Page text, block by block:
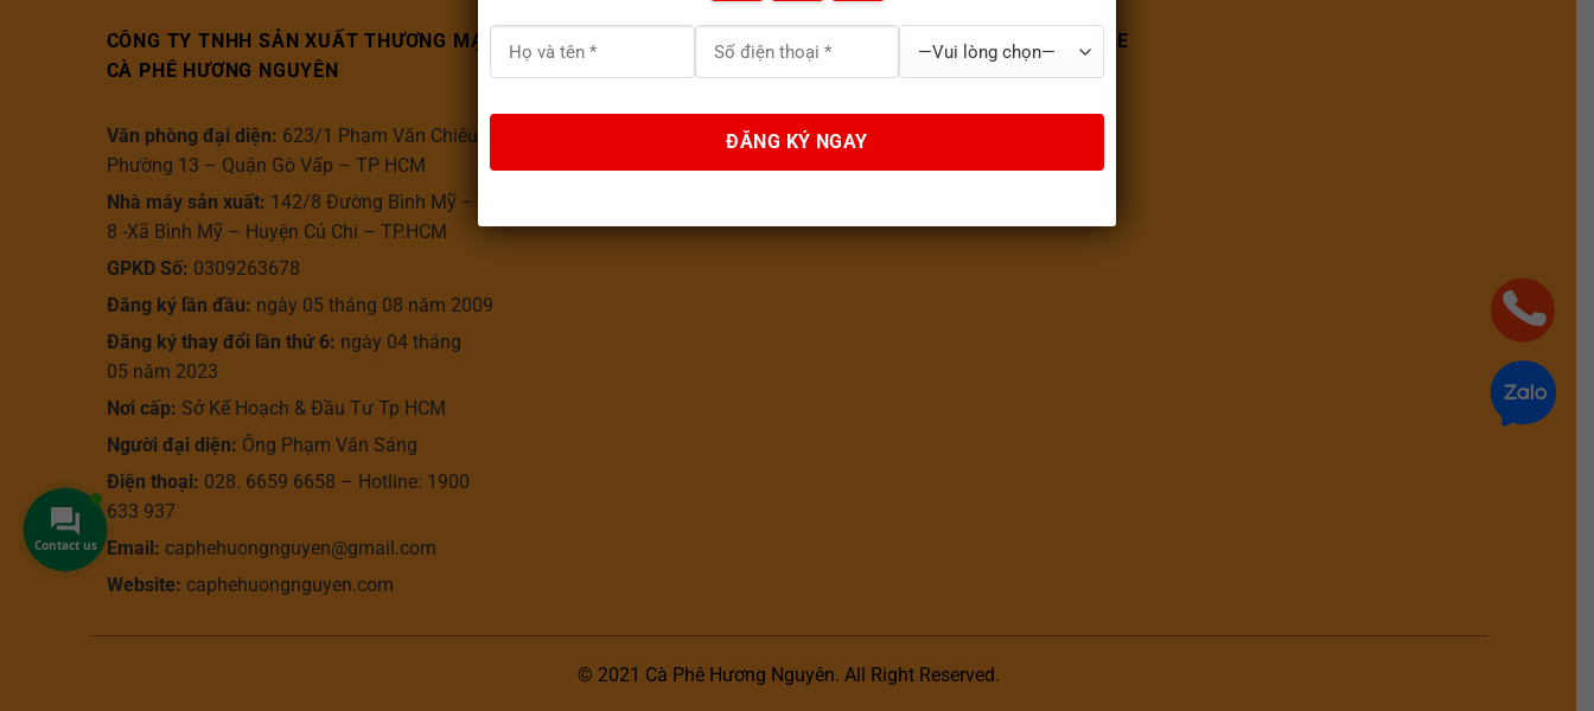
CÔNG TY TNHH SẢN XUẤT THƯƠNG MẠI DỊCH VỤ TRÀ
CÀ PHÊ HƯƠNG NGUYÊN
Văn phòng đại diện: 623/1 Phạm Văn Chiêu –
Phường 13 – Quận Gò Vấp – TP HCM
Nhà máy sản xuất: 142/8 Đường Bình Mỹ – Ấp
8 -Xã Bình Mỹ – Huyện Củ Chi – TP.HCM
GPKD Số: 0309263678
Đăng ký lần đầu: ngày 05 tháng 08 năm 2009
Đăng ký thay đổi lần thứ 6: ngày 04 tháng
05 năm 2023
Nơi cấp: Sở Kế Hoạch & Đầu Tư Tp HCM
Người đại diện: Ông Phạm Văn Sáng
Điện thoại: 028. 6659 6658 – Hotline: 1900
633 937
Email: caphehuongnguyen@gmail.com
Website: caphehuongnguyen.com
HỖ TRỢ KHÁCH HÀNG
Chính sách giao hàng
FANPAGE
© 2021 Cà Phê Hương Nguyên. All Right Reserved.
Contact us